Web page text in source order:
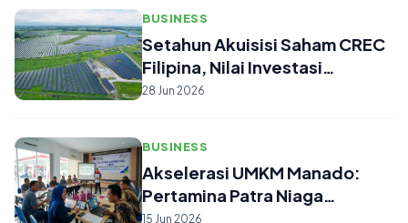
BUSINESS
Setahun Akuisisi Saham CREC
Filipina, Nilai Investasi
Pertam...
28 Jun 2026
BUSINESS
Akselerasi UMKM Manado:
Pertamina Patra Niaga
Sulawesi Kebut...
15 Jun 2026